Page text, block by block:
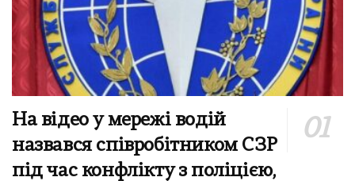
На відео у мережі водій
назвався співробітником СЗР
під час конфлікту з поліцією,